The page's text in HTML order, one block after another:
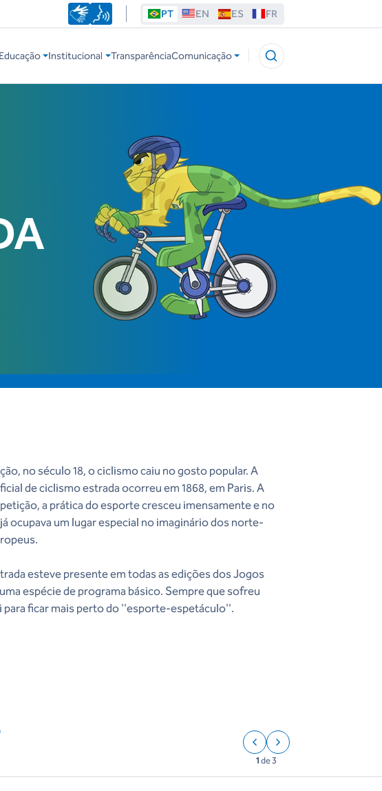
PT EN ES FR
Institucional TransparênciaComunicação
no século 18, o ciclismo caiu no gosto popular. A
de ciclismo estrada ocorreu em 1868, em Paris. A
a prática do esporte cresceu imensamente e no
ocupava um lugar especial no imaginário dos norte-
esteve presente em todas as edições dos Jogos
espécie de programa básico. Sempre que sofreu
ficar mais perto do ''esporte-espetáculo''.
1 de3